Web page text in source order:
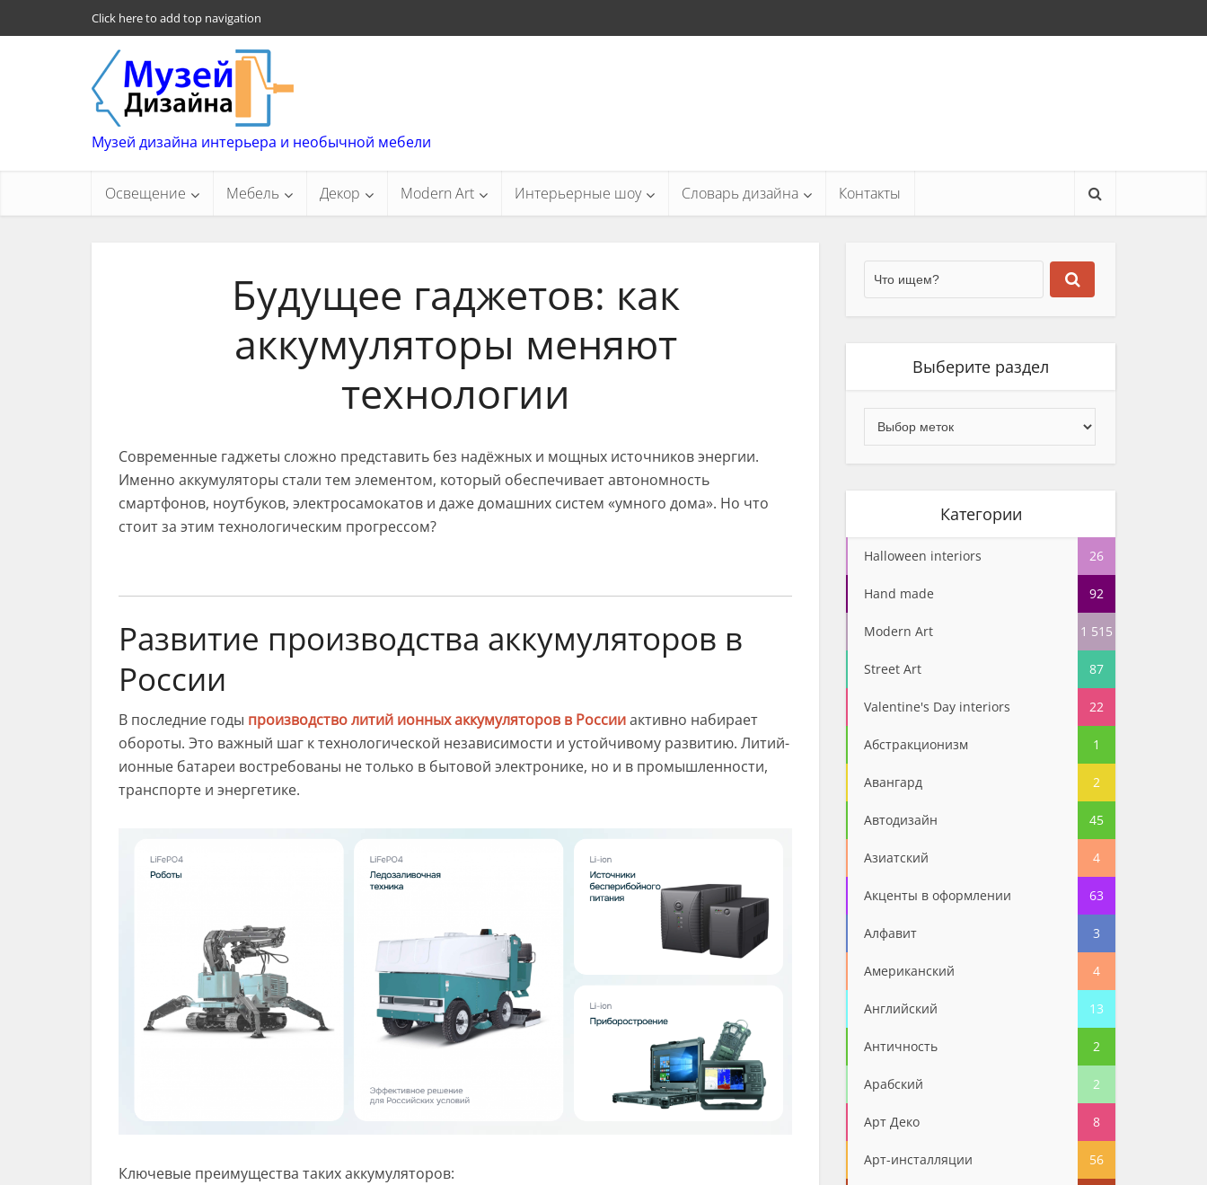
Click here to add top navigation
Музей дизайна интерьера и необычной мебели
Освещение Мебель Декор Modern Art Интерьерные шоу Словарь дизайна Контакты
Будущее гаджетов: как
аккумуляторы меняют
технологии
Современные гаджеты сложно представить без надёжных и мощных источников энергии.
Именно аккумуляторы стали тем элементом, который обеспечивает автономность
смартфонов, ноутбуков, электросамокатов и даже домашних систем «умного дома». Но что
стоит за этим технологическим прогрессом?
Развитие производства аккумуляторов в
России
В последние годы производство литий ионных аккумуляторов в Россииактивно набирает
обороты. Это важный шаг к технологической независимости и устойчивому развитию. Литий-
ионные батареи востребованы не только в бытовой электронике, но и в промышленности,
транспорте и энергетике.
Ключевые преимущества таких аккумуляторов:
Выберите раздел
Категории
Halloween interiors 26
Hand made 92
Modern Art 1 515
Street Art 87
Valentine's Day interiors 22
Абстракционизм 1
Авангард 2
Автодизайн 45
Азиатский 4
Акценты в оформлении 63
Алфавит 3
Американский 4
Английский 13
Античность 2
Арабский 2
Арт Деко 8
Арт-инсталляции 56